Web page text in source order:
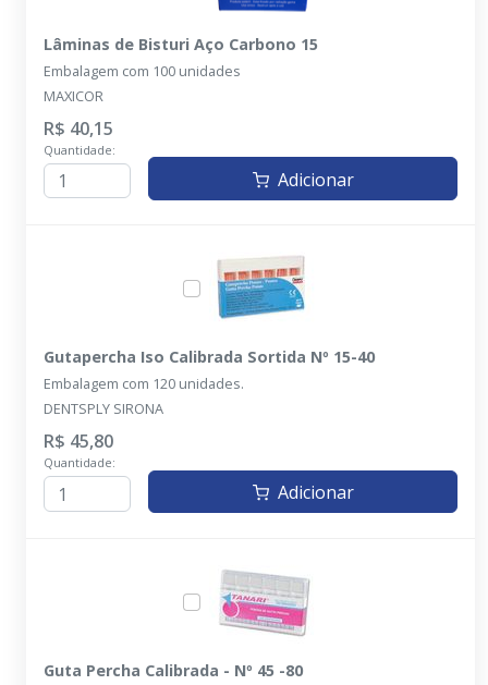
Lâminas de Bisturi Aço Carbono 15
Embalagem com 100 unidades
MAXICOR
R$ 40,15
Quantidade:
Adicionar
Gutapercha Iso Calibrada Sortida Nº 15-40
Embalagem com 120 unidades.
DENTSPLY SIRONA
R$ 45,80
Quantidade:
Adicionar
Guta Percha Calibrada - Nº 45 -80